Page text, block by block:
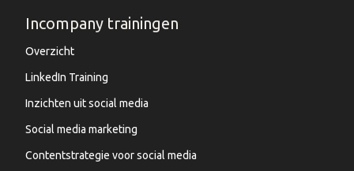
Incompany trainingen
Overzicht
LinkedIn Training
Inzichten uit social media
Social media marketing
Contentstrategie voor social media